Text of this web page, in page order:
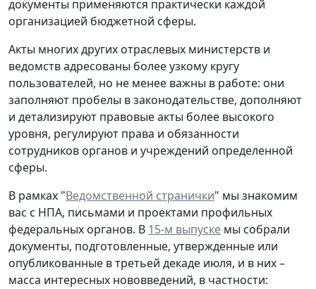
документы применяются практически каждой
организацией бюджетной сферы.
Акты многих других отраслевых министерств и
ведомств адресованы более узкому кругу
пользователей, но не менее важны в работе: они
заполняют пробелы в законодательстве, дополняют
и детализируют правовые акты более высокого
уровня, регулируют права и обязанности
сотрудников органов и учреждений определенной
сферы.
В рамках "Ведомственной странички" мы знакомим
вас с НПА, письмами и проектами профильных
федеральных органов. В 15-м выпуске мы собрали
документы, подготовленные, утвержденные или
опубликованные в третьей декаде июля, и в них –
масса интересных нововведений, в частности: